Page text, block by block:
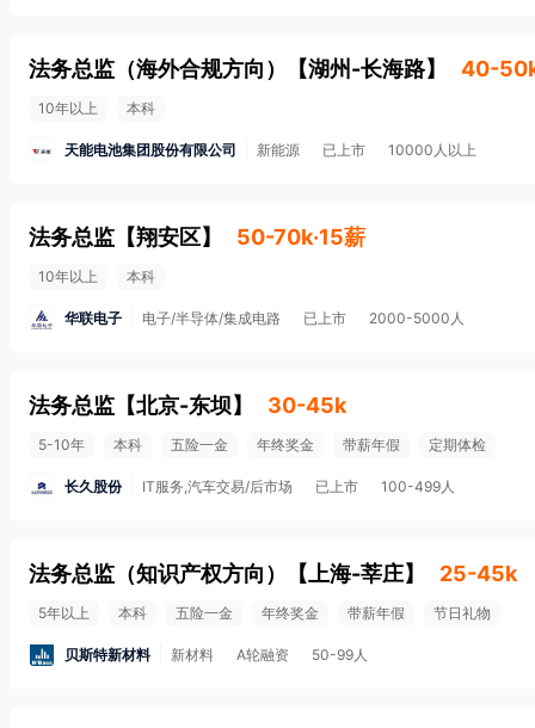
法务总监（海外合规方向） 【湖州-长海路】 40-
10年以上 本科
天能电池集团股份有限公司 新能源 已上市 10000人以上
法务总监 【翔安区】 50-70k·15薪
10年以上 本科
华联电子 电子/半导体/集成电路 已上市 2000-5000人
法务总监 【北京-东坝】 30-45k
5-10年 本科 五险一金 年终奖金 带薪年假 定期体检
长久股份 IT服务,汽车交易/后市场 已上市 100-499人
法务总监（知识产权方向） 【 上海-莘庄】 25-45k
5年以上 本科 五险一金 年终奖金 带薪年假 节日礼物
贝斯特新材料 新材料 A轮融资 50-99人